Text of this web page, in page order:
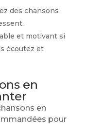
des chansons
et motivant si
écoutez et
en
en
pour